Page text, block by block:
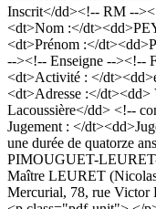
Inscrit</dd><!-- RM --
<dt>Nom :</
<dt>Prénom :</
--><!-- Enseigne --><!--
<dt>Activité : </
<dt>Adresse :</dt><dd>
Lacoussière</dd> <!--
Jugement : </
une durée de quatorze
PIMOUGUET-
Maître LEURET
Mercurial, 78, rue Victor